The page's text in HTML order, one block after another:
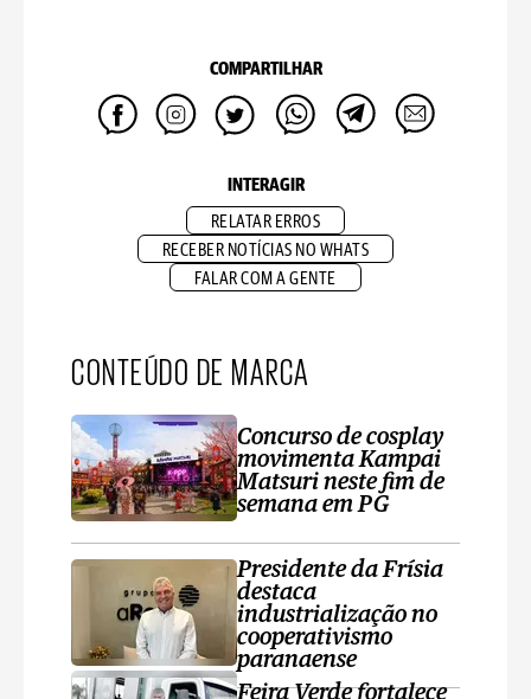
COMPARTILHAR
INTERAGIR
RELATAR ERROS
RECEBER NOTÍCIAS NO WHATS
FALAR COM A GENTE
CONTEÚDO DE MARCA
Concurso de cosplay
movimenta Kampai
Matsuri neste fim de
semana em PG
Presidente da Frísia
destaca
industrialização no
cooperativismo
paranaense
Feira Verde fortalece